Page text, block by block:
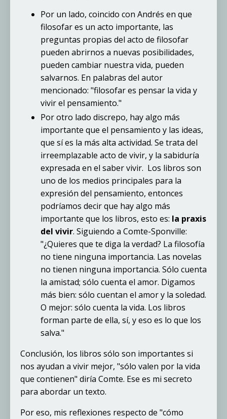
Por un lado, coincido con Andrés en que
filosofar es un acto importante, las
preguntas propias del acto de filosofar
pueden abrirnos a nuevas posibilidades,
pueden cambiar nuestra vida, pueden
salvarnos. En palabras del autor
mencionado: "filosofar es pensar la vida y
vivir el pensamiento."
Por otro lado discrepo, hay algo más
importante que el pensamiento y las ideas,
que sí es la más alta actividad. Se trata del
irreemplazable acto de vivir, y la sabiduría
expresada en el saber vivir. Los libros son
uno de los medios principales para la
expresión del pensamiento, entonces
podríamos decir que hay algo más
importante que los libros, esto es: la praxis
del vivir. Siguiendo a Comte-Sponville:
"¿Quieres que te diga la verdad? La filosofía
no tiene ninguna importancia. Las novelas
no tienen ninguna importancia. Sólo cuenta
la amistad; sólo cuenta el amor. Digamos
más bien: sólo cuentan el amor y la soledad.
O mejor: sólo cuenta la vida. Los libros
forman parte de ella, sí, y eso es lo que los
salva."
Conclusión, los libros sólo son importantes si
nos ayudan a vivir mejor, "sólo valen por la vida
que contienen" diría Comte. Ese es mi secreto
para abordar un texto.
Por eso, mis reflexiones respecto de "cómo